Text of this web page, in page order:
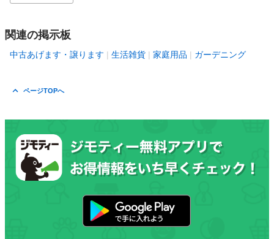
関連の掲示板
中古あげます・譲ります 生活雑貨 家庭用品 ガーデニング
ページTOPへ